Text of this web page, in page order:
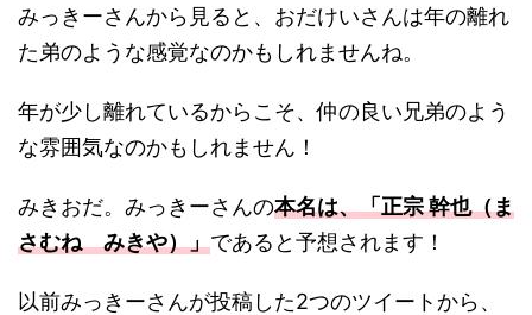
みっきーさんから見ると、おだけいさんは年の離れ
た弟のような感覚なのかもしれませんね。
年が少し離れているからこそ、仲の良い兄弟のよう
な雰囲気なのかもしれません！
みきおだ。みっきーさんの本名は、「正宗 幹也（ま
さむね みきや）」であると予想されます！
以前みっきーさんが投稿した2つのツイートから、